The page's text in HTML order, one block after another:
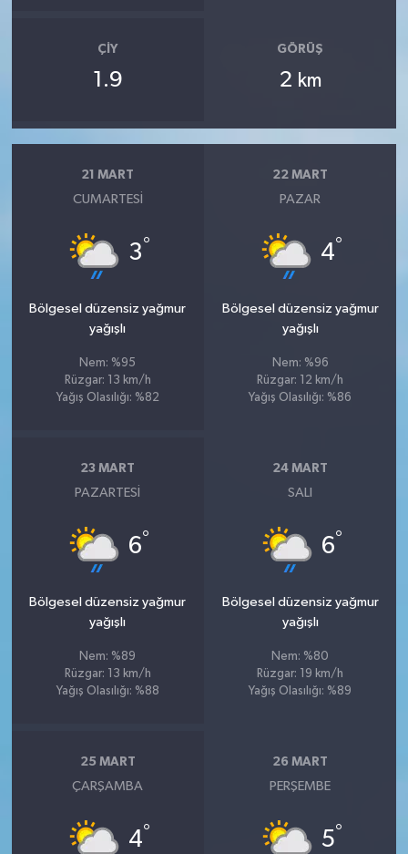
ÇIY
1.9
GÖRÜŞ
2 km
21 MART
CUMARTESI
3°
Bölgesel düzensiz yağmur
yağışlı
Nem: %95
Rüzgar: 13 km/h
Yağış Olasılığı: %82
22 MART
PAZAR
4°
Bölgesel düzensiz yağmur
yağışlı
Nem: %96
Rüzgar: 12 km/h
Yağış Olasılığı: %86
23 MART
PAZARTESI
6°
Bölgesel düzensiz yağmur
yağışlı
Nem: %89
Rüzgar: 13 km/h
Yağış Olasılığı: %88
24 MART
SALI
6°
Bölgesel düzensiz yağmur
yağışlı
Nem: %80
Rüzgar: 19 km/h
Yağış Olasılığı: %89
25 MART
ÇARŞAMBA
4°
26 MART
PERŞEMBE
5°